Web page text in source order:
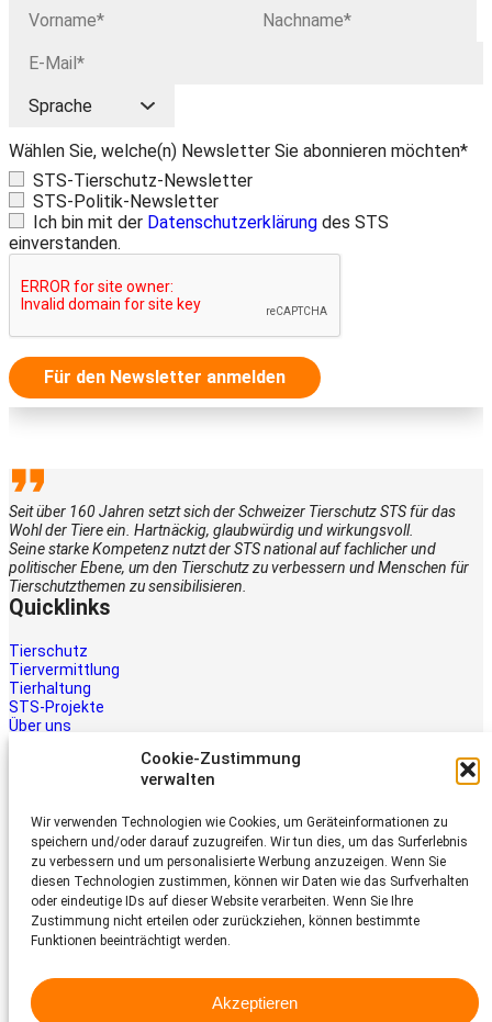
Cookie-Zustimmung
verwalten
Wir verwenden Technologien wie Cookies, um Geräteinformationen zu
speichern und/oder darauf zuzugreifen. Wir tun dies, um das Surferlebnis
zu verbessern und um personalisierte Werbung anzuzeigen. Wenn Sie
diesen Technologien zustimmen, können wir Daten wie das Surfverhalten
oder eindeutige IDs auf dieser Website verarbeiten. Wenn Sie Ihre
Zustimmung nicht erteilen oder zurückziehen, können bestimmte
Funktionen beeinträchtigt werden.
Akzeptieren
Wählen Sie, welche(n) Newsletter Sie abonnieren möchten*
STS-Tierschutz-Newsletter
STS-Politik-Newsletter
Ich bin mit der Datenschutzerklärung des STS
einverstanden.
Für den Newsletter anmelden
Seit über 160 Jahren setzt sich der Schweizer Tierschutz STS für das
Wohl der Tiere ein. Hartnäckig, glaubwürdig und wirkungsvoll.
Seine starke Kompetenz nutzt der STS national auf fachlicher und
politischer Ebene, um den Tierschutz zu verbessern und Menschen für
Tierschutzthemen zu sensibilisieren.
Quicklinks
Tierschutz
Tiervermittlung
Tierhaltung
STS-Projekte
Über uns
Tiere brauchen Hilfe – auch Ihre.
Unterstützen Sie die Arbeit des
Schweizer Tierschutz STS.
Jetzt spenden
Schweizer Tierschutz STS
CH-4053 Basel